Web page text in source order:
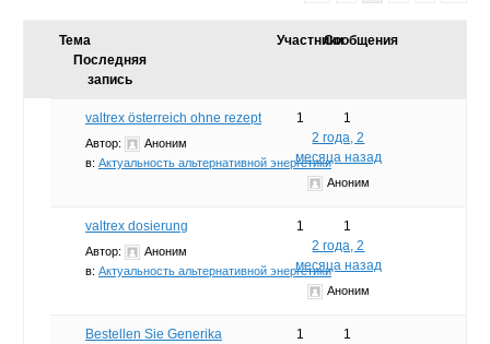
Тема УчастникиСообщения
Последняя
запись
valtrex österreich ohne rezept
Автор:
Аноним
в: Актуальность альтернативной энергетики
1
1
2 года, 2
месяца назад
Аноним
valtrex dosierung
Автор:
Аноним
в: Актуальность альтернативной энергетики
1
1
2 года, 2
месяца назад
Аноним
Bestellen Sie Generika
1
1